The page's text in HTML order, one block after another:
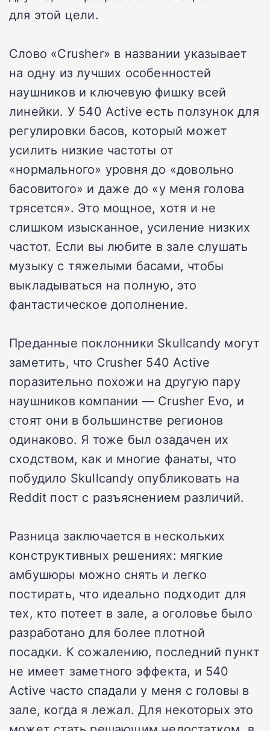
для этой цели.
Слово «Crusher» в названии указывает
на одну из лучших особенностей
наушников и ключевую фишку всей
линейки. У 540 Active есть ползунок для
регулировки басов, который может
усилить низкие частоты от
«нормального» уровня до «довольно
басовитого» и даже до «у меня голова
трясется». Это мощное, хотя и не
слишком изысканное, усиление низких
частот. Если вы любите в зале слушать
музыку с тяжелыми басами, чтобы
выкладываться на полную, это
фантастическое дополнение.
Преданные поклонники Skullcandy могут
заметить, что Crusher 540 Active
поразительно похожи на другую пару
наушников компании — Crusher Evo, и
стоят они в большинстве регионов
одинаково. Я тоже был озадачен их
сходством, как и многие фанаты, что
побудило Skullcandy опубликовать на
Reddit пост с разъяснением различий.
Разница заключается в нескольких
конструктивных решениях: мягкие
амбушюры можно снять и легко
постирать, что идеально подходит для
тех, кто потеет в зале, а оголовье было
разработано для более плотной
посадки. К сожалению, последний пункт
не имеет заметного эффекта, и 540
Active часто спадали у меня с головы в
зале, когда я лежал. Для некоторых это